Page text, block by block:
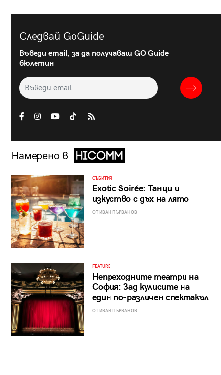
Следвай GoGuide
Въведи email, за да получаваш GO Guide
бюлетин
Намерено в
СЪБИТИЯ
Exotic Soirée: Танци и
изкуство с дъх на лято
ОТ ИВАН ПЪРВАНОВ
FEATURE
Непреходните театри на
София: Зад кулисите на
един по-различен спектакъл
ОТ ИВАН ПЪРВАНОВ